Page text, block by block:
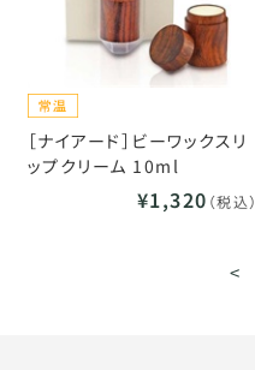
［ナイアード］ビーワックスリ
ップクリーム 10ml
¥1,320 （税込）
<